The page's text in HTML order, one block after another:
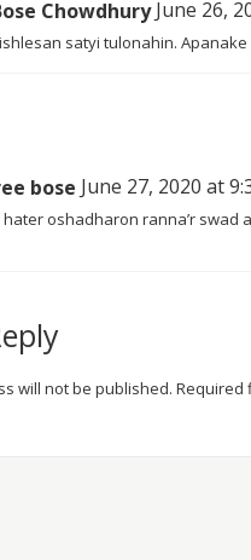
Chowdhury June 26,
satyi tulonahin.
bose June 27, 2020 at
oshadharon ranna’r swad
will not be published. Required